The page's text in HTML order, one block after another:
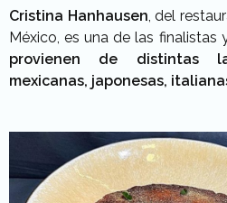
Cristina Hanhausen, del
México, es una de las finalistas
provienen de distintas
mexicanas, japonesas,